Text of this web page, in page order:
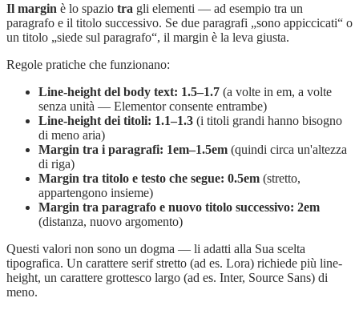
Il margin è lo spazio tra gli elementi — ad esempio tra un
paragrafo e il titolo successivo. Se due paragrafi „sono appiccicati“ o
un titolo „siede sul paragrafo“, il margin è la leva giusta.
Regole pratiche che funzionano:
Line-height del body text: 1.5–1.7 (a volte in em, a volte
senza unità — Elementor consente entrambe)
Line-height dei titoli: 1.1–1.3 (i titoli grandi hanno bisogno
di meno aria)
Margin tra i paragrafi: 1em–1.5em (quindi circa un'altezza
di riga)
Margin tra titolo e testo che segue: 0.5em (stretto,
appartengono insieme)
Margin tra paragrafo e nuovo titolo successivo: 2em
(distanza, nuovo argomento)
Questi valori non sono un dogma — li adatti alla Sua scelta
tipografica. Un carattere serif stretto (ad es. Lora) richiede più line-
height, un carattere grottesco largo (ad es. Inter, Source Sans) di
meno.